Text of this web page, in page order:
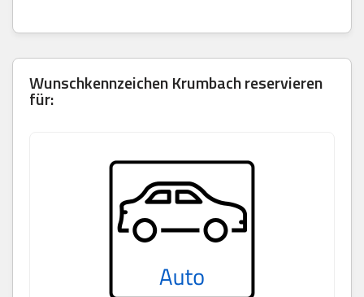
Wunschkennzeichen Krumbach reservieren
für: